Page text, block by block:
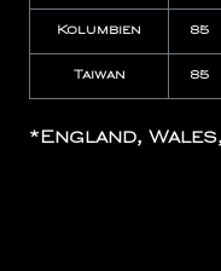
Kolumbien 85
Taiwan 85
*England,